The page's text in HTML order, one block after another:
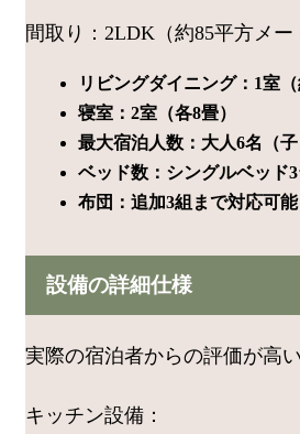
間取り：2LDK（約85平方メー
リビングダイニング：1室（
寝室：2室（各8畳）
最大宿泊人数：大人6名（子
ベッド数：シングルベッド3
布団：追加3組まで対応可能
設備の詳細仕様
実際の宿泊者からの評価が高い
キッチン設備：